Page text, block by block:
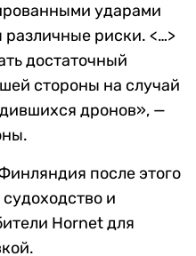
ударами
риски. <…>
достаточный
стороны на случай
дронов», —
после этого
и
Hornet для